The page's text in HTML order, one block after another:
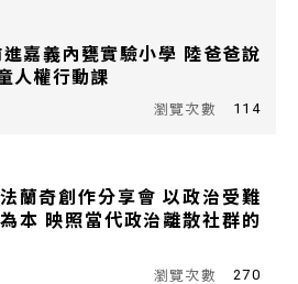
嘉義內甕實驗小學 陸爸爸說
人權行動課
114
蘭奇創作分享會 以政治受難
本 映照當代政治離散社群的
270